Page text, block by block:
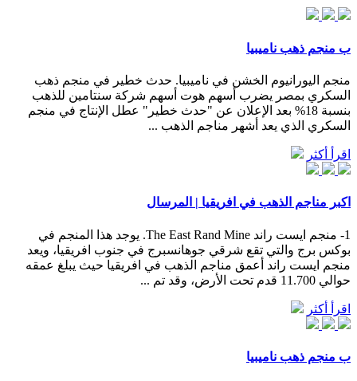
ب منجم ذهب ناميبيا
منجم اليورانيوم الخشن في ناميبيا. حدث خطير في منجم ذهب
السكري بمصر يضرب أسهم هوت أسهم شركة سنتامين للذهب
بنسبة 18% بعد الإعلان عن "حدث خطير" عطل الإنتاج في منجم
السكري الذي يعد أشهر مناجم الذهب ...
اقرأ أكثر
اكبر مناجم الذهب في افريقيا | المرسال
1- منجم ايست راند The East Rand Mine. يوجد هذا المنجم في
بوكس برج والتي تقع شرقي جوهانسبرج في جنوب افريقيا، ويعد
منجم ايست راند أعمق مناجم الذهب في افريقيا حيث يبلغ عمقه
حوالي 11.700 قدم تحت الأرض، وقد تم ...
اقرأ أكثر
ب منجم ذهب ناميبيا